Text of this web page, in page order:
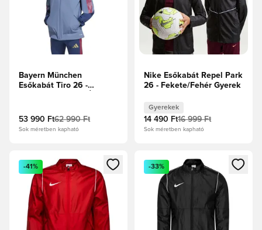
Bayern München
Esőkabát Tiro 26 -
53 990 Ft62 990 Ft
Sok méretben kapható
Nike Esőkabát Repel Park
26 - Fekete/Fehér Gyerek
Gyerekek
14 490 Ft16 999 Ft
Sok méretben kapható
Megnyit egy modált a bejelentkezéshez vagy a tagként
-41%
Megnyit egy modált a
-33%